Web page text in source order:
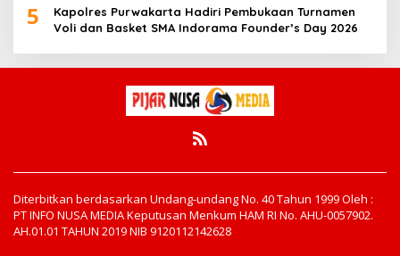
5
Kapolres Purwakarta Hadiri Pembukaan Turnamen
Voli dan Basket SMA Indorama Founder’s Day 2026
Diterbitkan berdasarkan Undang-undang No. 40 Tahun 1999 Oleh :
PT INFO NUSA MEDIA Keputusan Menkum HAM RI No. AHU-0057902.
AH.01.01 TAHUN 2019 NIB 9120112142628